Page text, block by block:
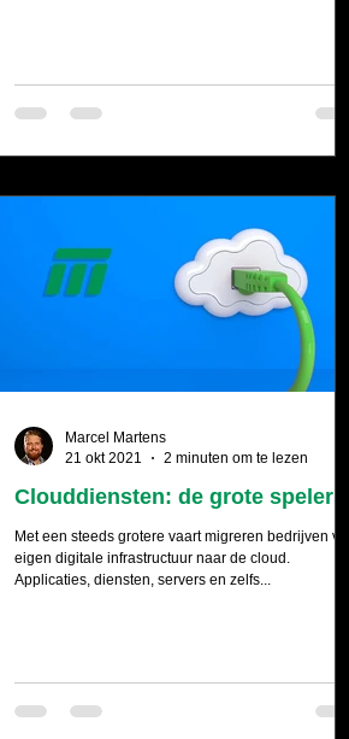
Clouddiensten: de grote spelers
Met een steeds grotere vaart migreren bedrijven van
eigen digitale infrastructuur naar de cloud.
Applicaties, diensten, servers en zelfs...
Marcel Martens
21 okt 2021
2 minuten om te lezen